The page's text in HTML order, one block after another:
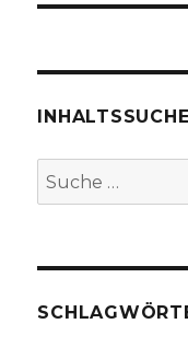
INHALTSSUCHE
Suche
nach: